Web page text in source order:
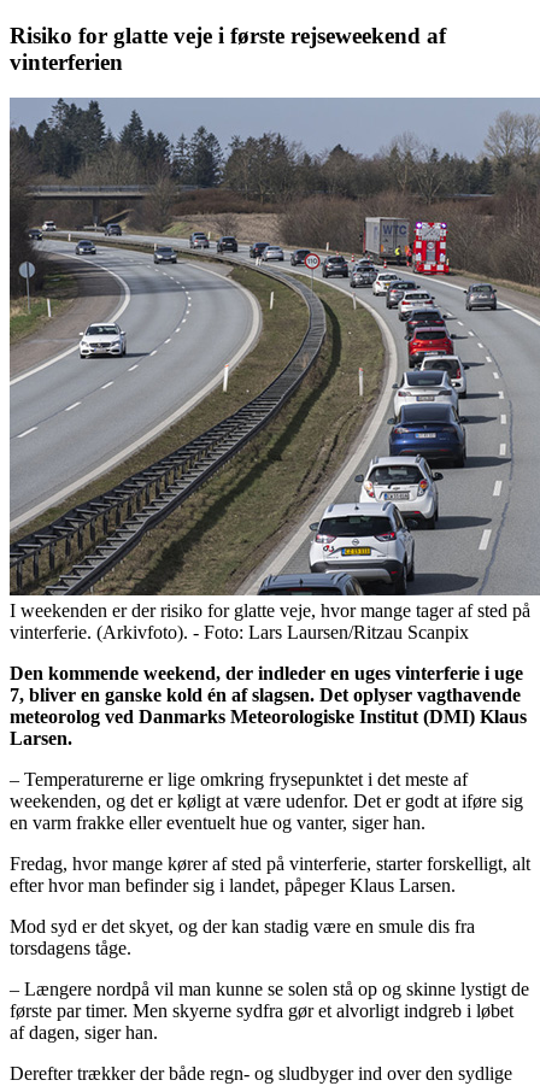
Risiko for glatte veje i første rejseweekend af
vinterferien
I weekenden er der risiko for glatte veje, hvor mange tager af sted på
vinterferie. (Arkivfoto). - Foto: Lars Laursen/Ritzau Scanpix
Den kommende weekend, der indleder en uges vinterferie i uge
7, bliver en ganske kold én af slagsen. Det oplyser vagthavende
meteorolog ved Danmarks Meteorologiske Institut (DMI) Klaus
Larsen.
– Temperaturerne er lige omkring frysepunktet i det meste af
weekenden, og det er køligt at være udenfor. Det er godt at iføre sig
en varm frakke eller eventuelt hue og vanter, siger han.
Fredag, hvor mange kører af sted på vinterferie, starter forskelligt, alt
efter hvor man befinder sig i landet, påpeger Klaus Larsen.
Mod syd er det skyet, og der kan stadig være en smule dis fra
torsdagens tåge.
– Længere nordpå vil man kunne se solen stå op og skinne lystigt de
første par timer. Men skyerne sydfra gør et alvorligt indgreb i løbet
af dagen, siger han.
Derefter trækker der både regn- og sludbyger ind over den sydlige